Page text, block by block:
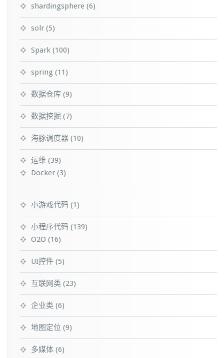
shardingsphere (6)
solr (5)
Spark (100)
spring (11)
数据仓库 (9)
数据挖掘 (7)
海豚调度器 (10)
运维 (39)
Docker (3)
小游戏代码 (1)
小程序代码 (139)
O2O (16)
UI控件 (5)
互联网类 (23)
企业类 (6)
地图定位 (9)
多媒体 (6)